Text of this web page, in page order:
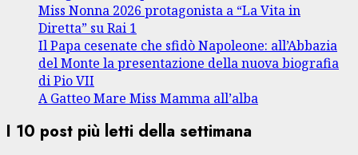
Miss Nonna 2026 protagonista a “La Vita in
Diretta” su Rai 1
Il Papa cesenate che sfidò Napoleone: all’Abbazia
del Monte la presentazione della nuova biografia
di Pio VII
A Gatteo Mare Miss Mamma all’alba
I 10 post più letti della settimana